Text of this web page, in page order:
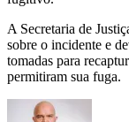
A Secretaria de
sobre o incidente e
tomadas para
permitiram sua fuga.